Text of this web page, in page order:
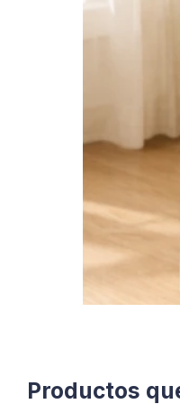
Productos